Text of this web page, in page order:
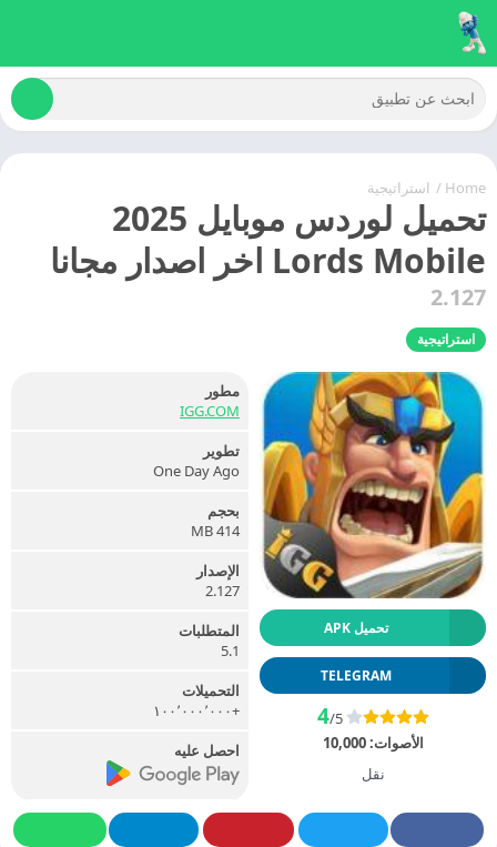
Home
/ استراتيجية
تحميل لوردس موبايل 2025
Lords Mobile اخر اصدار مجانا
2.127
استراتيجية
تحميل APK
TELEGRAM
4/5
الأصوات:10,000
نقل
مطور
IGG.COM
تطوير
One Day Ago
بحجم
414 MB
الإصدار
2.127
المتطلبات
5.1
التحميلات
+١٠٠٬٠٠٠٬٠٠٠
احصل عليه